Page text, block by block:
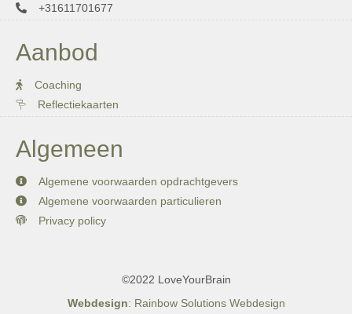
+31611701677
Aanbod
Coaching
Reflectiekaarten
Algemeen
Algemene voorwaarden opdrachtgevers
Algemene voorwaarden particulieren
Privacy policy
©2022 LoveYourBrain
Webdesign: Rainbow Solutions Webdesign